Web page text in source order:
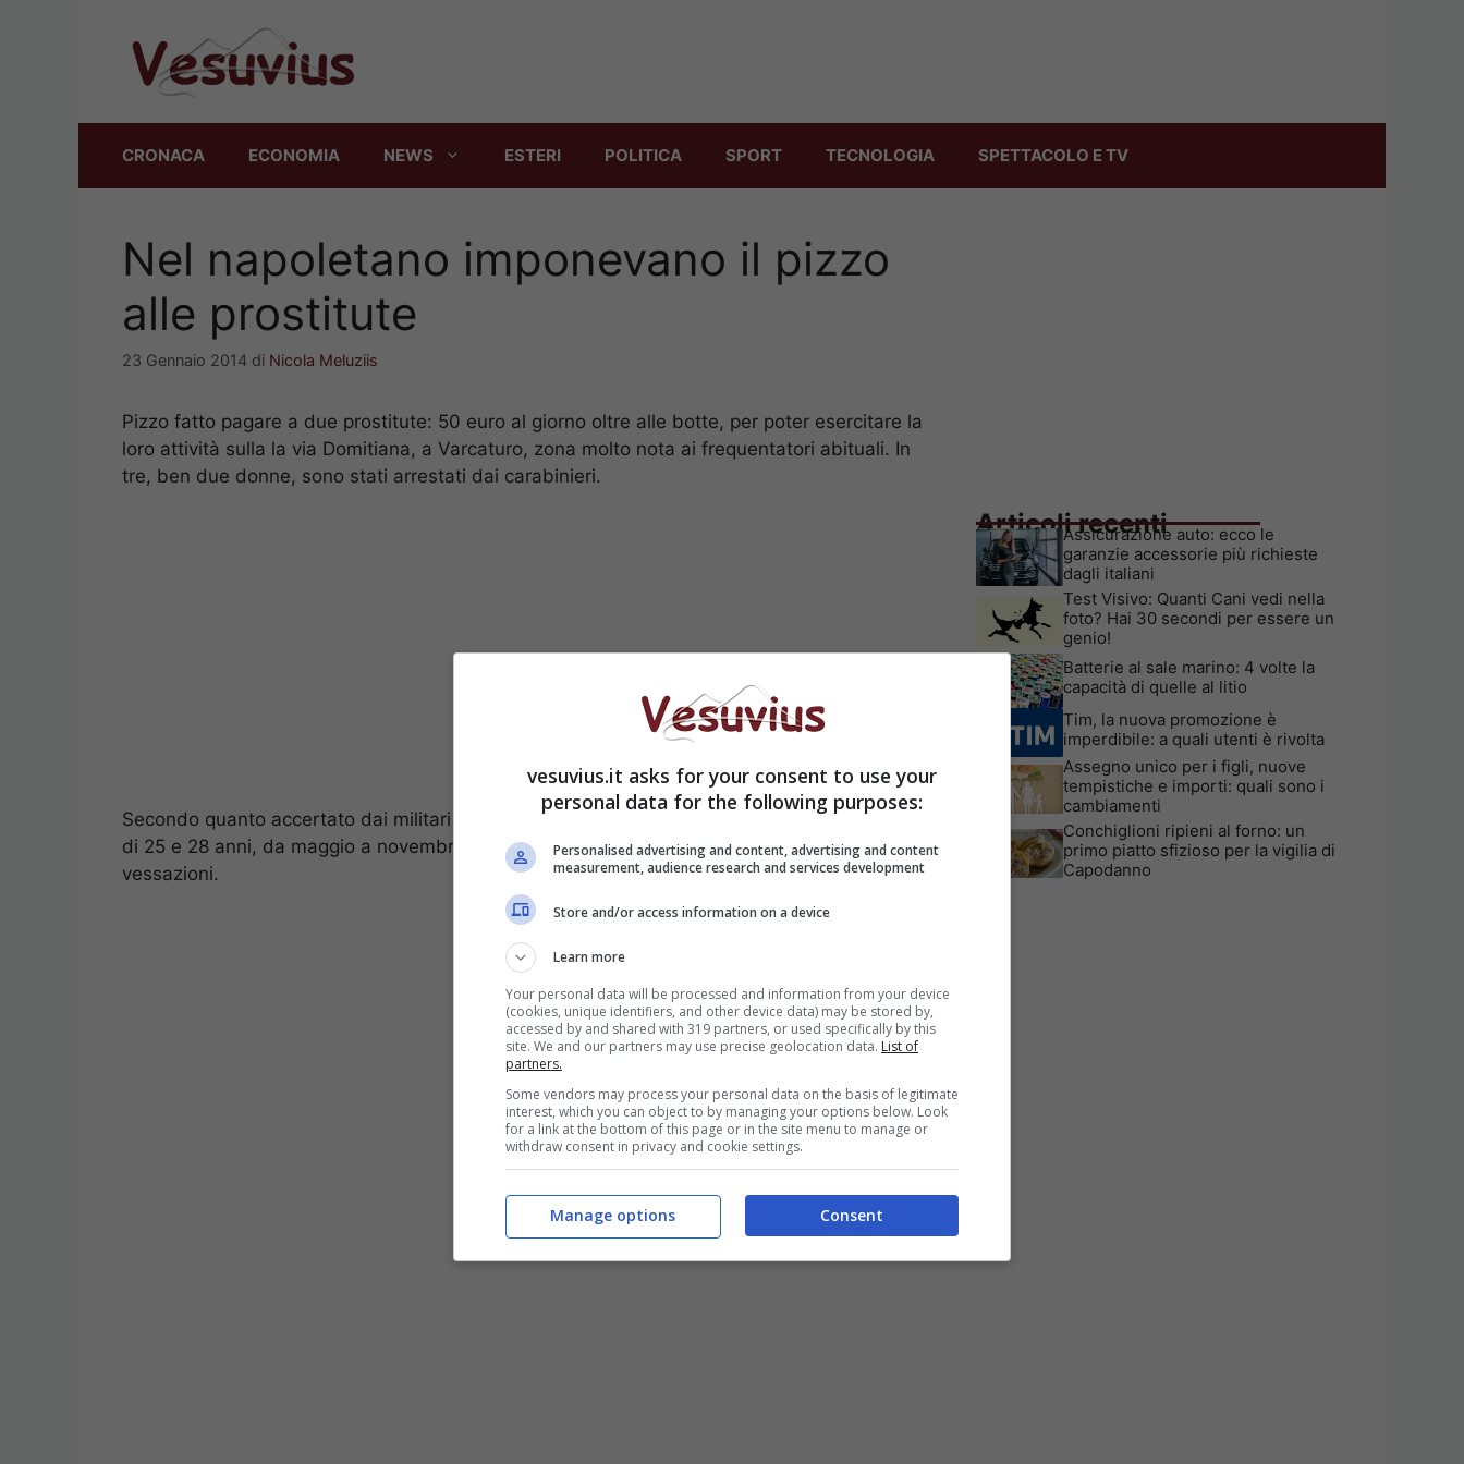
CRONACA ECONOMIA NEWS ESTERI POLITICA SPORT TECNOLOGIA SPETTACOLO E TV
Nel napoletano imponevano il pizzo
alle prostitute
23 Gennaio 2014 di Nicola Meluziis
Pizzo fatto pagare a due prostitute: 50 euro al giorno oltre alle botte, per poter esercitare la
loro attività sulla la via Domitiana, a Varcaturo, zona molto nota ai frequentatori abituali. In
tre, ben due donne, sono stati arrestati dai carabinieri.
Secondo quanto accertato dai militari della stazione di Varcaturo, le prostitute, due donne
di 25 e 28 anni, da maggio a novembre del 2013 sono state costrette a subire violenze e
vessazioni.
Articoli recenti
Assicurazione auto: ecco le
garanzie accessorie più richieste
dagli italiani
Test Visivo: Quanti Cani vedi nella
foto? Hai 30 secondi per essere un
genio!
Batterie al sale marino: 4 volte la
capacità di quelle al litio
Tim, la nuova promozione è
imperdibile: a quali utenti è rivolta
Assegno unico per i figli, nuove
tempistiche e importi: quali sono i
cambiamenti
Conchiglioni ripieni al forno: un
primo piatto sfizioso per la vigilia di
Capodanno
vesuvius.it asks for your consent to use your
personal data for the following purposes:
Personalised advertising and content, advertising and content
measurement, audience research and services development
Store and/or access information on a device
Learn more
Your personal data will be processed and information from your device
(cookies, unique identifiers, and other device data) may be stored by,
accessed by and shared with 319 partners, or used specifically by this
site. We and our partners may use precise geolocation data. List of
partners.
Some vendors may process your personal data on the basis of legitimate
interest, which you can object to by managing your options below. Look
for a link at the bottom of this page or in the site menu to manage or
withdraw consent in privacy and cookie settings.
Consent
Manage options